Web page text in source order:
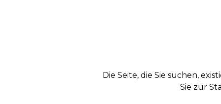
Die Seite, die Sie suchen,
Sie zur